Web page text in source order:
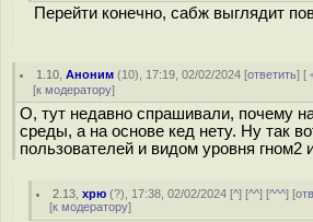
Перейти конечно, сабж выглядит
1.10 ,Аноним (10), 17:19, 02/02/2024 [ответить] [
[к модератору]
О, тут недавно спрашивали, почему
среды, а на основе кед нету. Ну так
пользователей и видом уровня гном2
2.13 ,хрю (?), 17:38, 02/02/2024 [^] [^^] [^^^] [
[к модератору]